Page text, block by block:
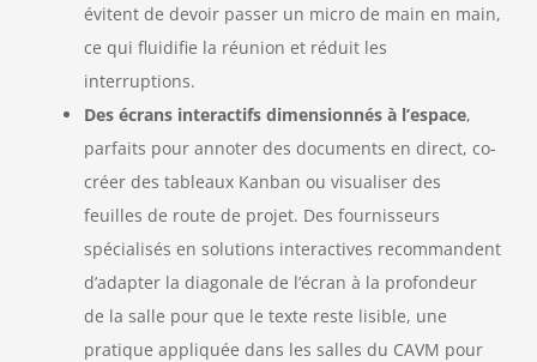
évitent de devoir passer un micro de main en main,
ce qui fluidifie la réunion et réduit les
interruptions.
Des écrans interactifs dimensionnés à l’espace,
parfaits pour annoter des documents en direct, co-
créer des tableaux Kanban ou visualiser des
feuilles de route de projet. Des fournisseurs
spécialisés en solutions interactives recommandent
d’adapter la diagonale de l’écran à la profondeur
de la salle pour que le texte reste lisible, une
pratique appliquée dans les salles du CAVM pour